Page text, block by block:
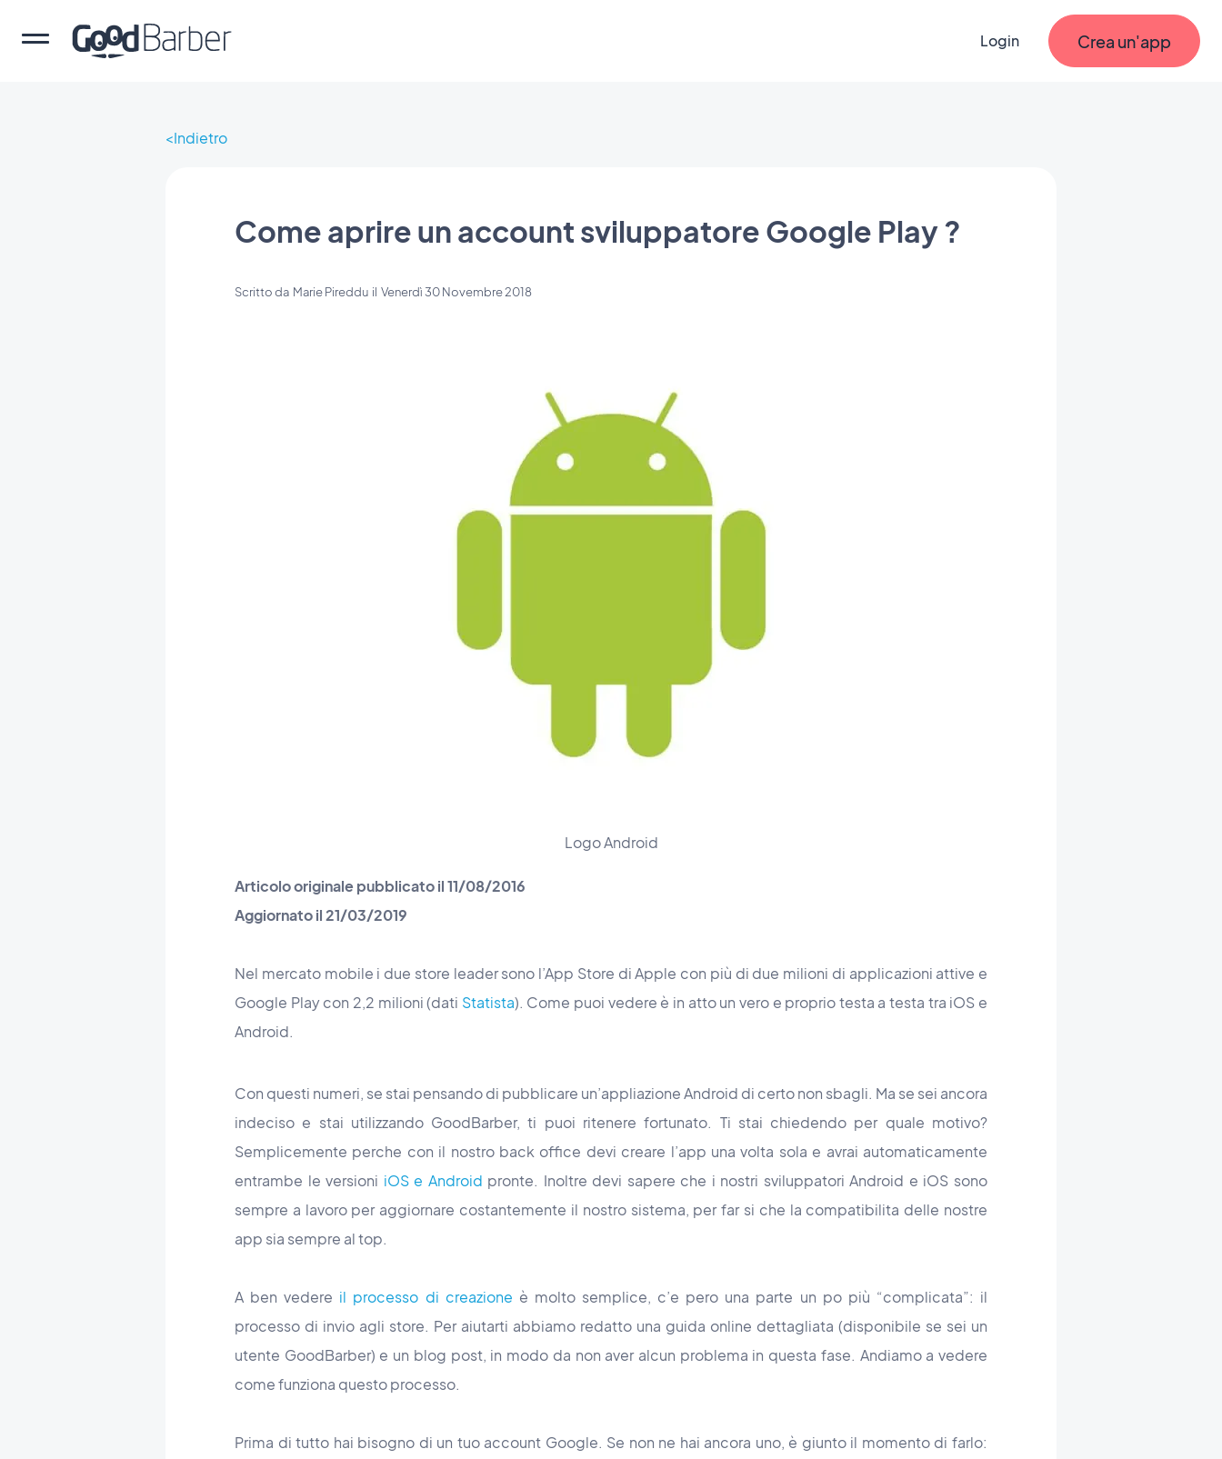
Login Crea un'app
Indietro
Come aprire un account sviluppatore Google Play ?
Scritto da Marie Pireddu il Venerdì 30 Novembre 2018
Logo Android
Articolo originale pubblicato il 11/08/2016
Aggiornato il 21/03/2019
Nel mercato mobile i due store leader sono l’App Store di Apple con più di due milioni di applicazioni attive e
Google Play con 2,2 milioni (dati Statista). Come puoi vedere è in atto un vero e proprio testa a testa tra iOS e
Android.
Con questi numeri, se stai pensando di pubblicare un’appliazione Android di certo non sbagli. Ma se sei ancora
indeciso e stai utilizzando GoodBarber, ti puoi ritenere fortunato. Ti stai chiedendo per quale motivo?
Semplicemente perche con il nostro back office devi creare l’app una volta sola e avrai automaticamente
entrambe le versioni iOS e Android pronte. Inoltre devi sapere che i nostri sviluppatori Android e iOS sono
sempre a lavoro per aggiornare costantemente il nostro sistema, per far si che la compatibilita delle nostre
app sia sempre al top.
A ben vedere il processo di creazione è molto semplice, c’e pero una parte un po più “complicata”: il
processo di invio agli store. Per aiutarti abbiamo redatto una guida online dettagliata (disponibile se sei un
utente GoodBarber) e un blog post, in modo da non aver alcun problema in questa fase. Andiamo a vedere
come funziona questo processo.
Prima di tutto hai bisogno di un tuo account Google. Se non ne hai ancora uno, è giunto il momento di farlo: